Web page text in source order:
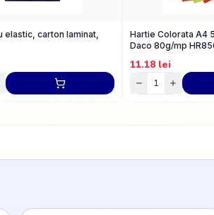
elastic, carton laminat,
Hartie Colorata A4
Daco 80g/mp
11.18 lei